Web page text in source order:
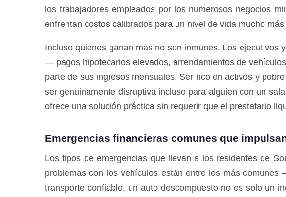
los trabajadores empleados por los numerosos negocios
enfrentan costos calibrados para un nivel de vida mucho más
Incluso quienes ganan más no son inmunes. Los ejecutivos
— pagos hipotecarios elevados, arrendamientos de
parte de sus ingresos mensuales. Ser rico en activos y
ser genuinamente disruptiva incluso para alguien con un
ofrece una solución práctica sin requerir que el prestatario
Emergencias financieras comunes que
Los tipos de emergencias que llevan a los residentes de
problemas con los vehículos están entre los más
transporte confiable, un auto descompuesto no es solo un